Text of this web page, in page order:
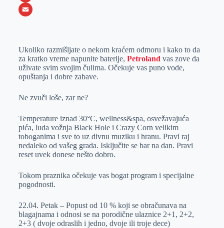
o
e
e
r
k
I
n
b
h
s
A
p
p
X
a
i
l
Ukoliko razmišljate o nekom kraćem odmoru i kako to da
za kratko vreme napunite baterije, Petroland vas zove da
uživate svim svojim čulima. Očekuje vas puno vode,
opuštanja i dobre zabave.
Ne zvuči loše, zar ne?
Temperature iznad 30°C, wellness&spa, osvežavajuća
pića, luda vožnja Black Hole i Crazy Corn velikim
toboganima i sve to uz divnu muziku i hranu. Pravi raj
nedaleko od vašeg grada. Isključite se bar na dan. Pravi
reset uvek donese nešto dobro.
Tokom praznika očekuje vas bogat program i specijalne
pogodnosti.
22.04. Petak – Popust od 10 % koji se obračunava na
blagajnama i odnosi se na porodične ulaznice 2+1, 2+2,
2+3 ( dvoje odraslih i jedno, dvoje ili troje dece)